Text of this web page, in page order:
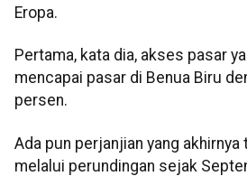
Eropa.
Pertama, kata dia, akses pasar
mencapai pasar di Benua Biru
persen.
Ada pun perjanjian yang
melalui perundingan sejak